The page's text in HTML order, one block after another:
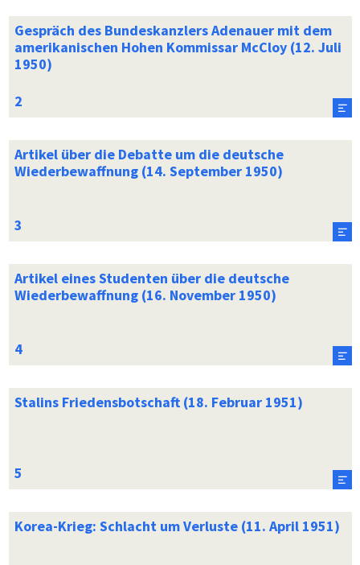
Gespräch des Bundeskanzlers Adenauer mit dem
amerikanischen Hohen Kommissar McCloy (12. Juli
1950)
Artikel über die Debatte um die deutsche
Wiederbewaffnung (14. September 1950)
Artikel eines Studenten über die deutsche
Wiederbewaffnung (16. November 1950)
Stalins Friedensbotschaft (18. Februar 1951)
Korea-Krieg: Schlacht um Verluste (11. April 1951)